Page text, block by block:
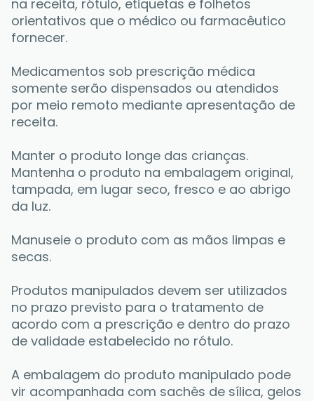
na receita, rótulo, etiquetas e folhetos
orientativos que o médico ou farmacêutico
fornecer.
Medicamentos sob prescrição médica
somente serão dispensados ou atendidos
por meio remoto mediante apresentação de
receita.
Manter o produto longe das crianças.
Mantenha o produto na embalagem original,
tampada, em lugar seco, fresco e ao abrigo
da luz.
Manuseie o produto com as mãos limpas e
secas.
Produtos manipulados devem ser utilizados
no prazo previsto para o tratamento de
acordo com a prescrição e dentro do prazo
de validade estabelecido no rótulo.
A embalagem do produto manipulado pode
vir acompanhada com sachês de sílica, gelos